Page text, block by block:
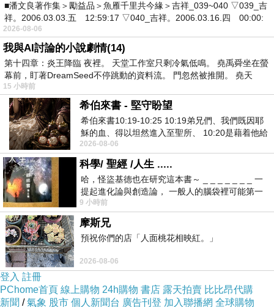
嫻靜的女孩，起初認為訂婚只是家族經營策略的蘇
夢枕，與雷純見面相處後，回家後便實在地問父
親：能不能一到結婚的法定年齡就把雷純娶回家，
他不想讓未婚妻有跟其他人談戀愛的機會。而父親
回答：那得看金風細雨能否發展到與六分半對等的
地位。
訂下婚事的當兒，金風細雨還靠六分半吃飯。現
在，脫離六分半的金風細雨雖不到與老東家並駕齊
驅，也已是不容小覷的對手，兩集團正競爭。
牌卡的死神表示「結束」，許是意味兩邊繼承人
都是獨生子女，結婚後無論是哪方併了哪方，有一
個得結束；就算婚姻雙方維持各自的事業，未來兩
人的孩子，繼承哪邊的家業，另邊顯然也得做個結
束。
■潘文良著作集＞勵益品＞魚雁千里共今緣＞吉祥_039~040 ▽039_吉
祥。2006.03.03.五 12:59:17 ▽040_吉祥。2006.03.16.四 00:00:
2026-08-06
我與AI討論的小說劇情(14)
第十四章：炎王降臨 夜裡。 天堂工作室只剩冷氣低鳴。 堯禹舜坐在螢
幕前，盯著DreamSeed不停跳動的資料流。 門忽然被推開。 堯天
15 小時前
希伯來書 - 堅守盼望
希伯來書10:19-10:25 10:19弟兄們、我們既因耶
穌的血、得以坦然進入至聖所、 10:20是藉着他給
我們開了一條又新又活的路從幔子經過
2026-08-06
科學/ 聖經 /人生 .....
哈，怪盜基德也在研究這本書～ _ _ _ _ _ _ _ 一
提起進化論與創造論， 一般人的腦袋裡可能第一
時間就有「 進化論很科
9 小時前
摩斯兄
預祝你們的店「人面桃花相映紅。」
2026-08-06
登入 註冊
PChome首頁 線上購物 24h購物 書店 露天拍賣 比比昂代購
新聞 /氣象 股市 個人新聞台 廣告刊登 加入聯播網 全球購物